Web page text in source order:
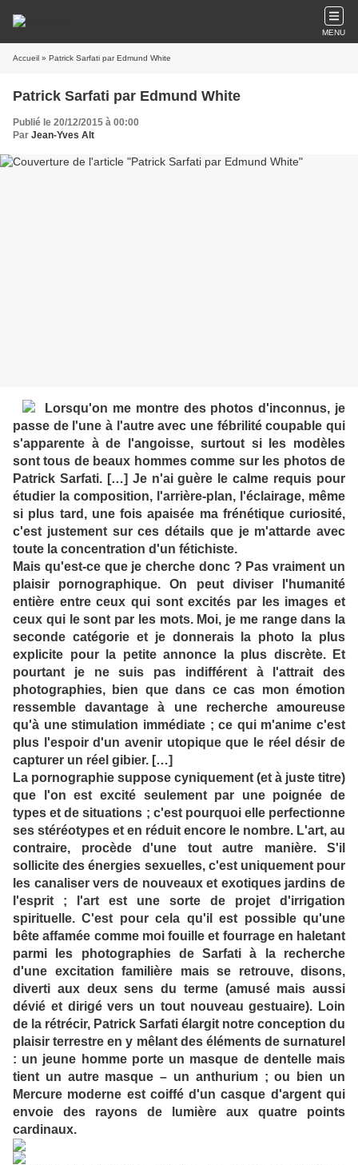
MENU
Accueil » Patrick Sarfati par Edmund White
Patrick Sarfati par Edmund White
Publié le 20/12/2015 à 00:00
Par Jean-Yves Alt
Lorsqu'on me montre des photos d'inconnus, je
passe de l'une à l'autre avec une fébrilité coupable qui
s'apparente à de l'angoisse, surtout si les modèles
sont tous de beaux hommes comme sur les photos de
Patrick Sarfati. […] Je n'ai guère le calme requis pour
étudier la composition, l'arrière-plan, l'éclairage, même
si plus tard, une fois apaisée ma frénétique curiosité,
c'est justement sur ces détails que je m'attarde avec
toute la concentration d'un fétichiste.
Mais qu'est-ce que je cherche donc ? Pas vraiment un
plaisir pornographique. On peut diviser l'humanité
entière entre ceux qui sont excités par les images et
ceux qui le sont par les mots. Moi, je me range dans la
seconde catégorie et je donnerais la photo la plus
explicite pour la petite annonce la plus discrète. Et
pourtant je ne suis pas indifférent à l'attrait des
photographies, bien que dans ce cas mon émotion
ressemble davantage à une recherche amoureuse
qu'à une stimulation immédiate ; ce qui m'anime c'est
plus l'espoir d'un avenir utopique que le réel désir de
capturer un réel gibier. […]
La pornographie suppose cyniquement (et à juste titre)
que l'on est excité seulement par une poignée de
types et de situations ; c'est pourquoi elle perfectionne
ses stéréotypes et en réduit encore le nombre. L'art, au
contraire, procède d'une tout autre manière. S'il
sollicite des énergies sexuelles, c'est uniquement pour
les canaliser vers de nouveaux et exotiques jardins de
l'esprit ; l'art est une sorte de projet d'irrigation
spirituelle. C'est pour cela qu'il est possible qu'une
bête affamée comme moi fouille et fourrage en haletant
parmi les photographies de Sarfati à la recherche
d'une excitation familière mais se retrouve, disons,
diverti aux deux sens du terme (amusé mais aussi
dévié et dirigé vers un tout nouveau gestuaire). Loin
de la rétrécir, Patrick Sarfati élargit notre conception du
plaisir terrestre en y mêlant des éléments de surnaturel
: un jeune homme porte un masque de dentelle mais
tient un autre masque – un anthurium ; ou bien un
Mercure moderne est coiffé d'un casque d'argent qui
envoie des rayons de lumière aux quatre points
cardinaux.